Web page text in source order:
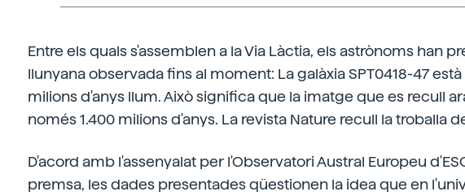
Entre els quals s'assemblen a la Via Làctia, els astrònoms han
llunyana observada fins al moment: La galàxia SPT0418-47 està
milions d'anys llum. Això significa que la imatge que es recull
només 1.400 milions d'anys. La revista Nature recull la troballa
D'acord amb l'assenyalat per l'Observatori Austral Europeu
premsa, les dades presentades qüestionen la idea que en